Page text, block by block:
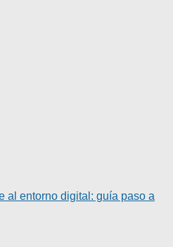
al entorno digital: guía paso a